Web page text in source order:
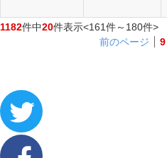
1182件中20件表示<161件～180件>
前のページ
9